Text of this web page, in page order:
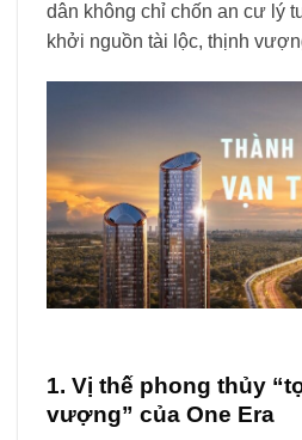
dân không chỉ chốn an cư lý
khởi nguồn tài lộc, thịnh
1. Vị thế phong thủy
vượng” của One Era